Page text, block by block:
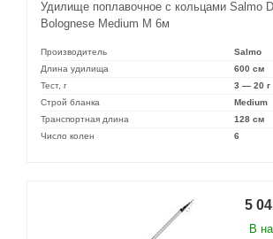
Удилище поплавочное с кольцами Salmo
Bolognese Medium M 6м
Производитель
Salmo
Длина удилища
600 см
Тест, г
3 — 20 г
Строй бланка
Medium
Транспортная длина
128 см
Число колен
6
5
В